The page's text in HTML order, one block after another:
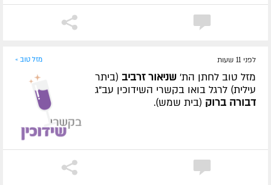
לפני 11 שעות מזל טוב »
מזל טוב לחתן הת' שניאור זרביב (ביתר
עילית) לרגל בואו בקשרי השידוכין עב"ג
דבורה ברוק (בית שמש).